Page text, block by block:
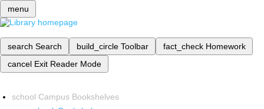
menu
search Search build_circle Toolbar fact_check Homework
cancel Exit Reader Mode
school Campus Bookshelves